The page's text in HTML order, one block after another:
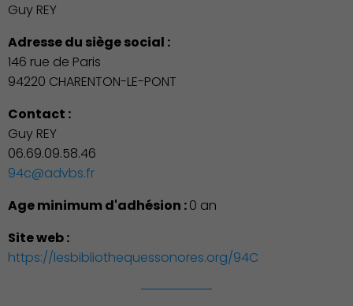
Guy REY
Adresse du siège social :
146 rue de Paris
94220 CHARENTON-LE-PONT
Contact :
Guy REY
06.69.09.58.46
94c@advbs.fr
Age minimum d'adhésion :0 an
Site web :
https://lesbibliothequessonores.org/94C